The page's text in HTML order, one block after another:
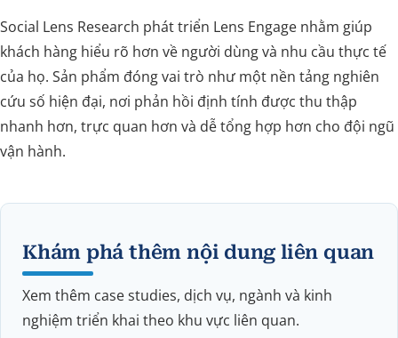
Social Lens Research phát triển Lens Engage nhằm giúp
khách hàng hiểu rõ hơn về người dùng và nhu cầu thực tế
của họ. Sản phẩm đóng vai trò như một nền tảng nghiên
cứu số hiện đại, nơi phản hồi định tính được thu thập
nhanh hơn, trực quan hơn và dễ tổng hợp hơn cho đội ngũ
vận hành.
Khám phá thêm nội dung liên quan
Xem thêm case studies, dịch vụ, ngành và kinh
nghiệm triển khai theo khu vực liên quan.